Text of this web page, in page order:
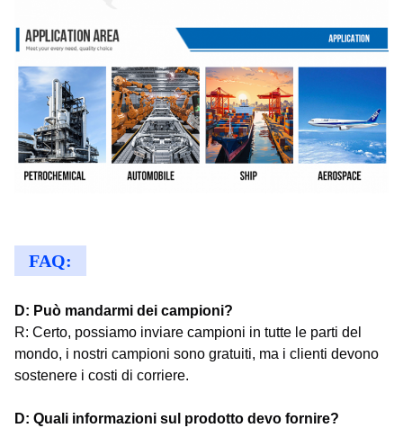
FAQ:
D: Può mandarmi dei campioni?
R: Certo, possiamo inviare campioni in tutte le parti del
mondo, i nostri campioni sono gratuiti, ma i clienti devono
sostenere i costi di corriere.
D: Quali informazioni sul prodotto devo fornire?